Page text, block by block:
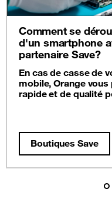
Comment se
d'un smartphone
partenaire Save?
En cas de casse de
mobile, Orange
rapide et de qualité
Boutiques Save